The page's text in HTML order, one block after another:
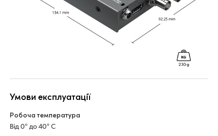
Умови експлуатації
Робоча температура
Від 0° до 40° C